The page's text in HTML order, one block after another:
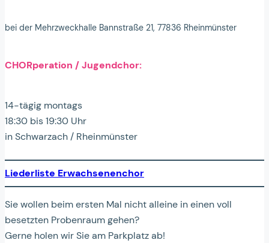
bei der Mehrzweckhalle Bannstraße 21, 77836 Rheinmünster
CHORperation / Jugendchor:
14-tägig montags
18:30 bis 19:30 Uhr
in Schwarzach / Rheinmünster
Liederliste Erwachsenenchor
Sie wollen beim ersten Mal nicht alleine in einen voll
besetzten Probenraum gehen?
Gerne holen wir Sie am Parkplatz ab!